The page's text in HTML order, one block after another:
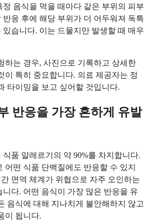
정 음식을 먹을 때마다 같은 부위의 피부
반응 후에 해당 부위가 더 어두워져 독특
있습니다. 이는 드물지만 발생할 때 매우
하는 경우, 사진으로 기록하고 상세한
이 특히 중요합니다. 의료 제공자는 정
타이밍을 보고 싶어할 것입니다.
반응을 가장 흔하게 유발
품 알레르기의 약 90%를 차지합니다.
어떤 식품 단백질에도 반응할 수 있지
면역 체계가 위협으로 자주 오인하는
다. 어떤 음식이 가장 많은 반응을 유
음식에 대해 지나치게 불안해하지 않고
이 됩니다.